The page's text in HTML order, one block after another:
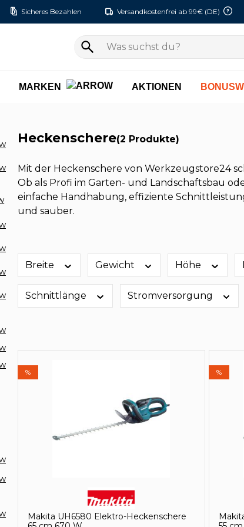
Sicheres Bezahlen Versandkostenfrei ab 99€ (DE)
MARKEN AKTIONEN
Heckenschere(2 Produkte)
Mit der Heckenschere von Werkzeugstore24
Ob als Profi im Garten- und Landschaftsbau
einfache Handhabung, effiziente
und sauber.
Breite Gewicht Höhe
Schnittlänge Stromversorgung
%
Makita UH6580 Elektro-Heckenschere
%